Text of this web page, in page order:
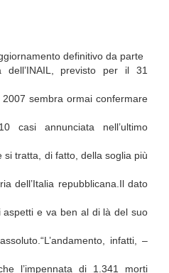
definitivo da parte
dell’INAIL, previsto per il 31
sembra ormai confermare
casi annunciata nell’ultimo
si tratta, di fatto, della soglia più
dell’Italia repubblicana.Il dato
aspetti e va ben al di là del suo
infatti, –
l’impennata di 1.341 morti